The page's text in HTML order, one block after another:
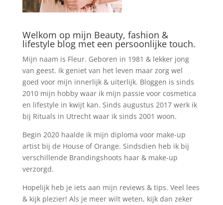
Welkom op mijn Beauty, fashion &
lifestyle blog met een persoonlijke touch.
Mijn naam is Fleur. Geboren in 1981 & lekker jong
van geest. Ik geniet van het leven maar zorg wel
goed voor mijn innerlijk & uiterlijk. Bloggen is sinds
2010 mijn hobby waar ik mijn passie voor cosmetica
en lifestyle in kwijt kan. Sinds augustus 2017 werk ik
bij Rituals in Utrecht waar ik sinds 2001 woon.
Begin 2020 haalde ik mijn diploma voor make-up
artist bij de House of Orange. Sindsdien heb ik bij
verschillende Brandingshoots haar & make-up
verzorgd.
Hopelijk heb je iets aan mijn reviews & tips. Veel lees
& kijk plezier! Als je meer wilt weten, kijk dan zeker